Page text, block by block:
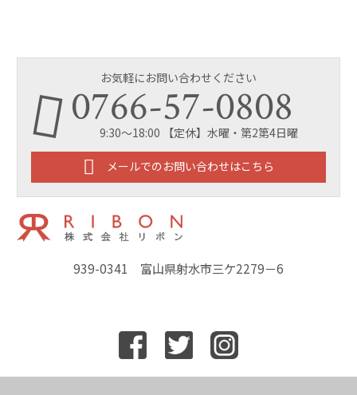
939-0341 富山県射水市三ケ2279－6
お気軽にお問い合わせください
0766-57-0808
9:30～18:00 【定休】水曜・第2第4日曜
メールでのお問い合わせはこちら